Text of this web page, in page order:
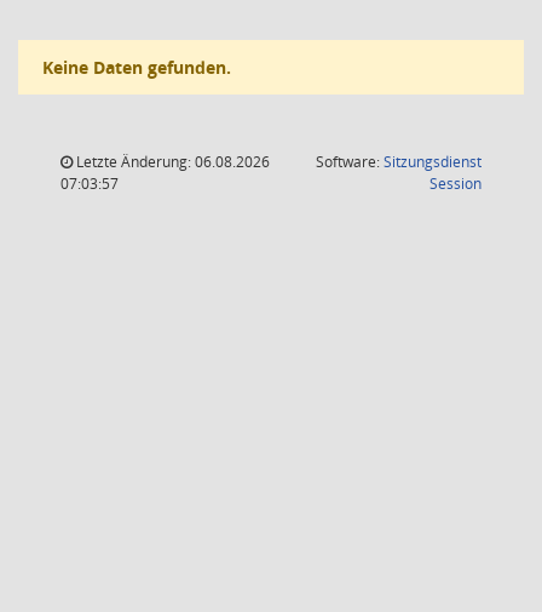
Keine Daten gefunden.
Letzte Änderung: 06.08.2026
07:03:57
Software:Sitzungsdienst
Session(Wird in